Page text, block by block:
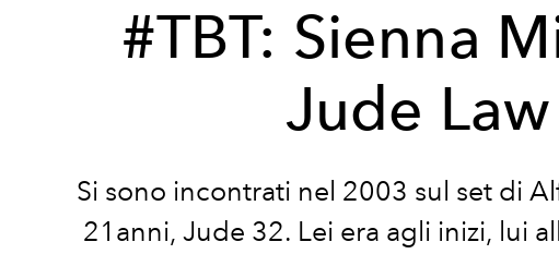
#TBT: Sienna
Jude Law
Si sono incontrati nel 2003 sul set di
21anni, Jude 32. Lei era agli inizi, lui